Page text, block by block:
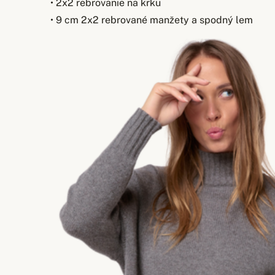
• 2x2 rebrovanie na krku
• 9 cm 2x2 rebrované manžety a spodný lem